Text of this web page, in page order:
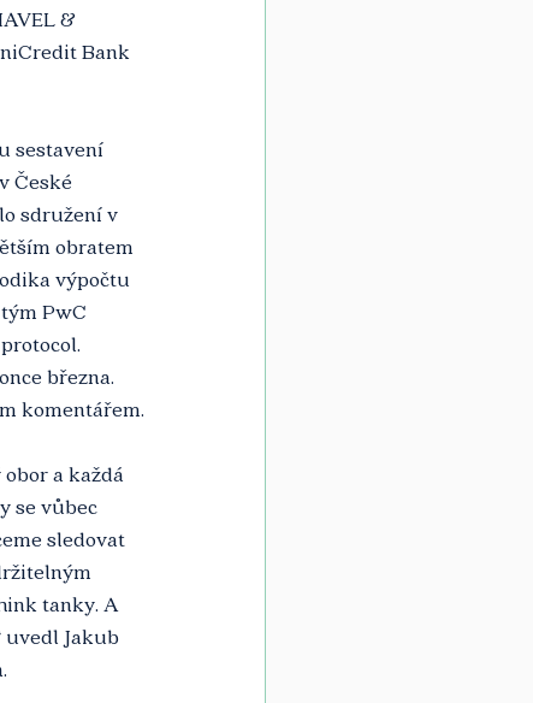
&
Bank
sestavení
České
sdružení v
obratem
výpočtu
PwC
března.
komentářem.
a každá
se vůbec
sledovat
tanky. A
Jakub